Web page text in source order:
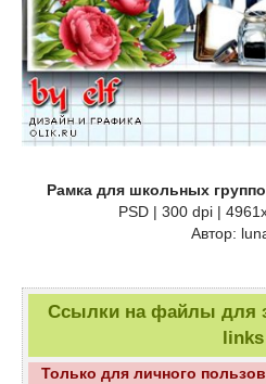
Рамка для школьных
PSD | 300 dpi |
Автор:
Ссылки на файлы для
links
Только для личного